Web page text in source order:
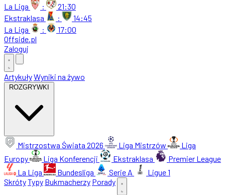
La Liga
:
21:30
Ekstraklasa
:
14:45
La Liga
:
17:00
Offside.pl
Zaloguj
ArtykułyWyniki na żywo
ROZGRYWKI
Mistrzostwa Świata 2026 Liga Mistrzów
Liga
Europy
Liga Konferencji Ekstraklasa
Premier League
La Liga
Bundesliga Serie A
Ligue 1
SkrótyTypy Bukmacherzy Porady